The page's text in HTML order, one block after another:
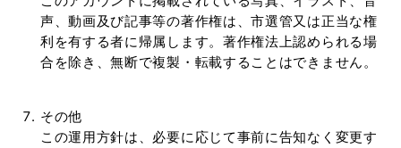
声、動画及び記事等の著作権は、市選管又は正当な権
利を有する者に帰属します。著作権法上認められる場
合を除き、無断で複製・転載することはできません。
その他
この運用方針は、必要に応じて事前に告知なく変更す